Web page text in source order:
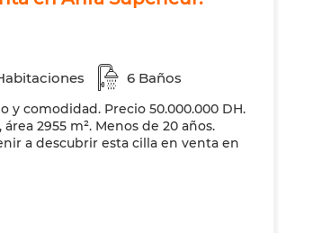
6 Baños
y comodidad. Precio 50.000.000 DH.
2955 m². Menos de 20 años.
a descubrir esta cilla en venta en